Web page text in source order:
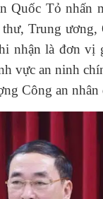
Quốc Tỏ nhấn
Trung ương,
nhận là đơn vị
vực an ninh
Công an nhân